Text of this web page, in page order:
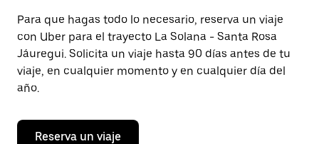
Presiona
la
tecla Esc
para
cerrar
el
calendario.
Para que hagas todo lo necesario, reserva un viaje
con Uber para el trayecto La Solana - Santa Rosa
Jáuregui. Solicita un viaje hasta 90 días antes de tu
viaje, en cualquier momento y en cualquier día del
año.
Reserva un viaje